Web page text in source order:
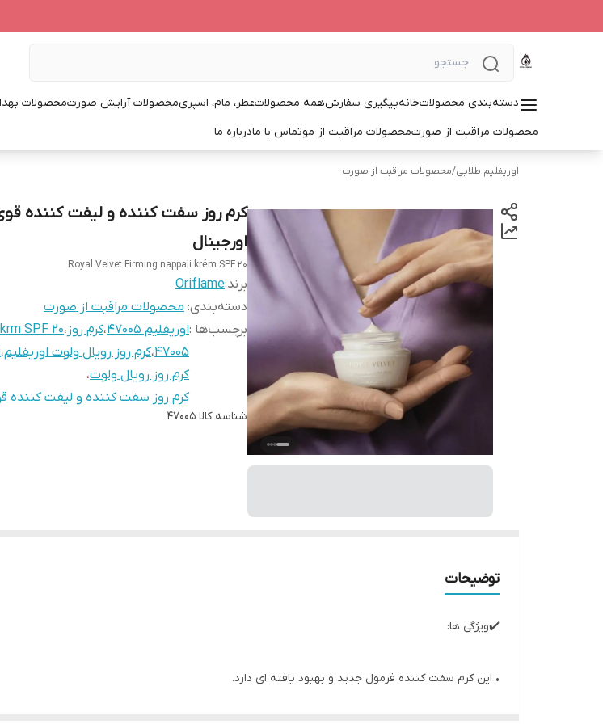
دسته‌بندی محصولاتخانهپیگیری سفارشهمه محصولاتعطر، مام، اسپریمحصولات آرایش صورتمحصولات
محصولات مراقبت از صورتمحصولات مراقبت از موتماس با مادرباره ما
اوریفلیم طلایی/محصولات مراقبت از صورت
کرم روز سفت کننده و لیفت کننده
اورجینال
Royal Velvet Firming nappali krém SPF 20
برند:Oriflame
دسته‌بندی: محصولات مراقبت از صورت
برچسب‌ها :اوریفلیم 47005 ،کرم روز ،SPF 20
47005،کرم روز رویال ولوت اوریفلیم،
کرم روز رویال ولوت،
کرم روز سفت کننده و لیفت کننده
شناسه کالا 47005
توضیحات
✔️ویژگی ها:
• این کرم سفت کننده فرمول جدید و بهبود یافته ای دارد.